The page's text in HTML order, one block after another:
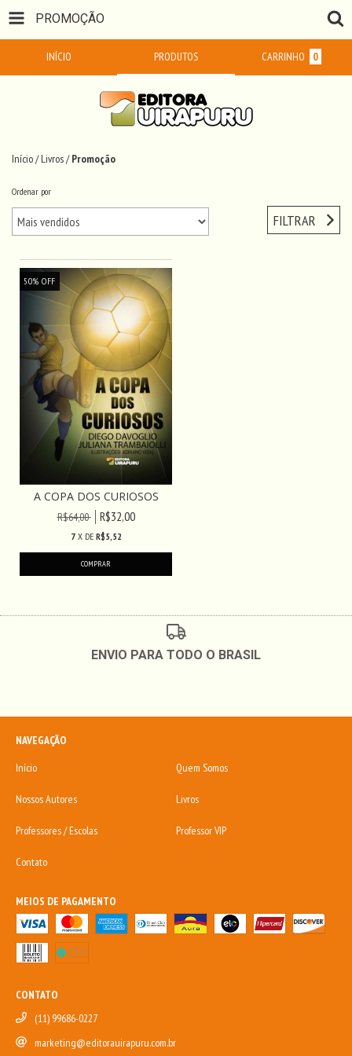
PROMOÇÃO
INÍCIO PRODUTOS CARRINHO 0
Início/ Livros/ Promoção
Ordenar por
FILTRAR
50% OFF
A COPA DOS CURIOSOS
R$64,00 R$32,00
7 X DE R$5,52
ENVIO PARA TODO O BRASIL
NAVEGAÇÃO
Início
Quem Somos
Nossos Autores Livros
Professores / Escolas Professor VIP
Contato
MEIOS DE PAGAMENTO
CONTATO
(11) 99686-0227
marketing@editorauirapuru.com.br